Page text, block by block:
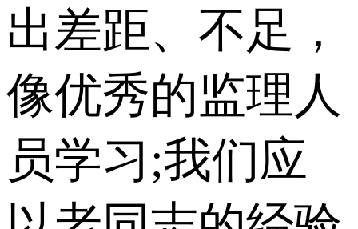
出差距、不足，
像优秀的监理人
员学习;我们应